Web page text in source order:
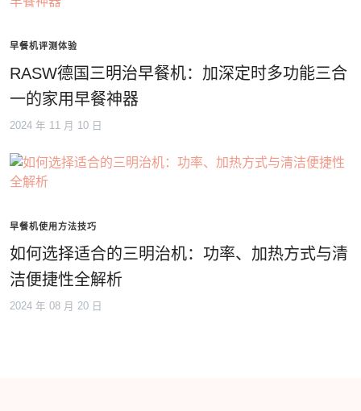
早餐机评测体验
RASW德国三明治早餐机：加深定时多功能三合
一的家用早餐神器
2024 年 11 月 10 日
早餐机使用方法技巧
如何选择适合的三明治机：功率、加热方式与清
洁便捷性全解析
2024 年 08 月 20 日